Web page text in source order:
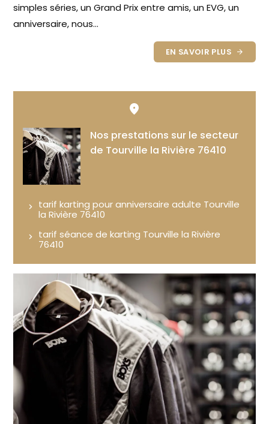
simples séries, un Grand Prix entre amis, un EVG, un
anniversaire, nous...
EN SAVOIR PLUS
Nos prestations sur le secteur
de Tourville la Rivière 76410
tarif karting pour anniversaire adulte Tourville
la Rivière 76410
tarif séance de karting Tourville la Rivière
76410